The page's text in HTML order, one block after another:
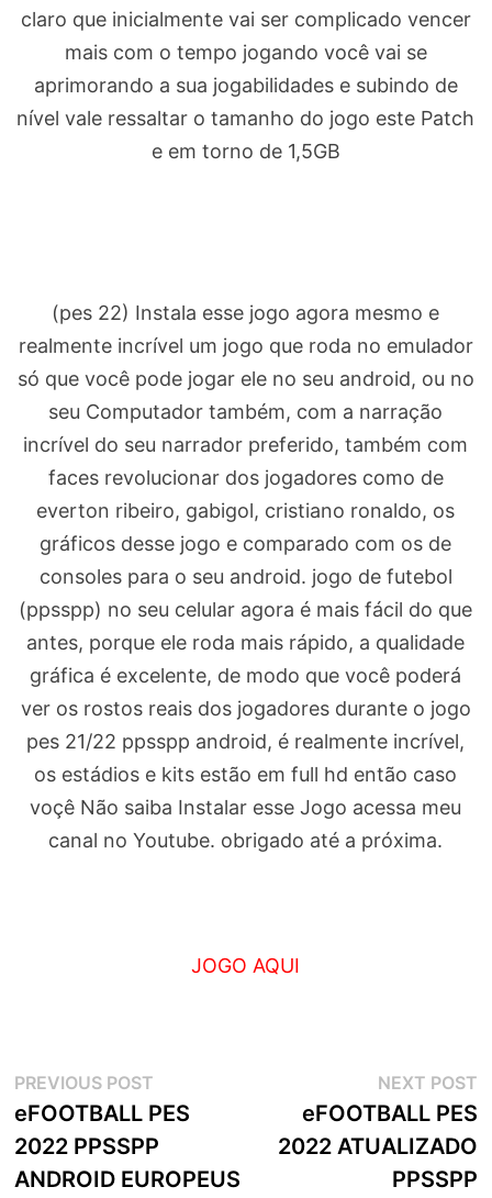
claro que inicialmente vai ser complicado vencer
mais com o tempo jogando você vai se
aprimorando a sua jogabilidades e subindo de
nível vale ressaltar o tamanho do jogo este Patch
e em torno de 1,5GB
(pes 22) Instala esse jogo agora mesmo e
realmente incrível um jogo que roda no emulador
só que você pode jogar ele no seu android, ou no
seu Computador também, com a narração
incrível do seu narrador preferido, também com
faces revolucionar dos jogadores como de
everton ribeiro, gabigol, cristiano ronaldo, os
gráficos desse jogo e comparado com os de
consoles para o seu android. jogo de futebol
(ppsspp) no seu celular agora é mais fácil do que
antes, porque ele roda mais rápido, a qualidade
gráfica é excelente, de modo que você poderá
ver os rostos reais dos jogadores durante o jogo
pes 21/22 ppsspp android, é realmente incrível,
os estádios e kits estão em full hd então caso
voçê Não saiba Instalar esse Jogo acessa meu
canal no Youtube. obrigado até a próxima.
JOGO AQUI
Navegação
de
artigos
PREVIOUS POSTPrevious
post:
eFOOTBALL PES
2022 PPSSPP
ANDROID EUROPEUS
NEXT POST
eFOOTBALL PES
2022 ATUALIZADO
PPSSPP